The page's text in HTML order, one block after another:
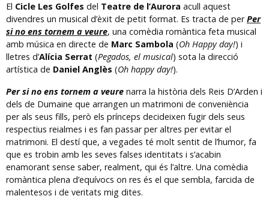
El Cicle Les Golfes del Teatre de l’Aurora acull aquest
divendres un musical d’èxit de petit format. Es tracta de perPer
si no ens tornem a veure, una comèdia romàntica feta musical
amb música en directe de Marc Sambola (Oh Happy day!) i
lletres d’Alícia Serrat (Pegados, el musical) sota la direcció
artística de Daniel Anglès (Oh happy day!).
Per si no ens tornem a veure narra la història dels Reis D’Arden i
dels de Dumaine que arrangen un matrimoni de conveniència
per als seus fills, però els prínceps decideixen fugir dels seus
respectius reialmes i es fan passar per altres per evitar el
matrimoni. El destí que, a vegades té molt sentit de l’humor, fa
que es trobin amb les seves falses identitats i s’acabin
enamorant sense saber, realment, qui és l’altre. Una comèdia
romàntica plena d’equívocs on res és el que sembla, farcida de
malentesos i de veritats mig dites.